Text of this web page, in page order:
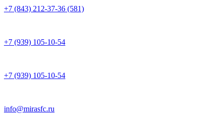
+7 (843) 212-37-36 (581)
+7 (939) 105-10-54
+7 (939) 105-10-54
info@mirasfc.ru